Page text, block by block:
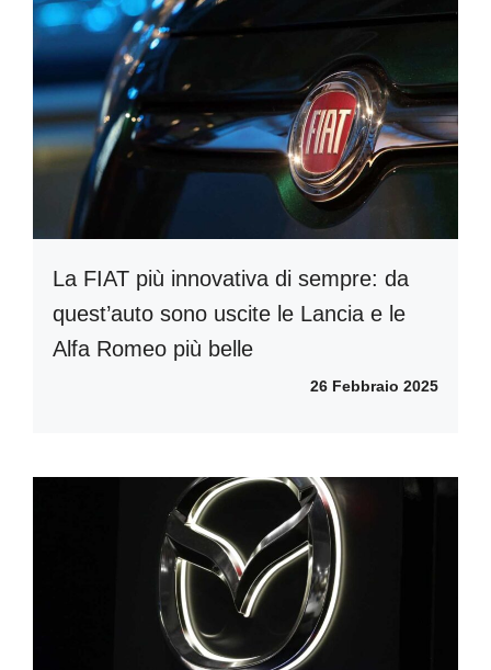
La FIAT più innovativa di sempre: da
quest’auto sono uscite le Lancia e le
Alfa Romeo più belle
26 Febbraio 2025